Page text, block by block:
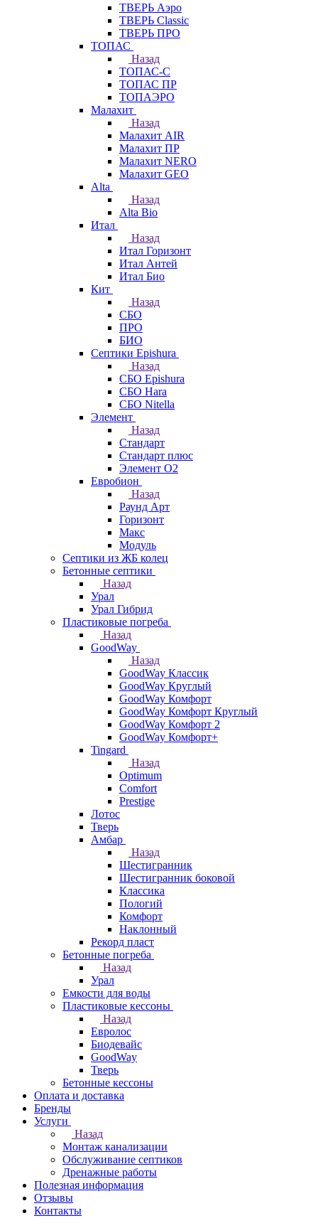
ТВЕРЬ Аэро
ТВЕРЬ Classic
ТВЕРЬ ПРО
ТОПАС
Назад
ТОПАС-С
ТОПАС ПР
ТОПАЭРО
Малахит
Назад
Малахит AIR
Малахит ПР
Малахит NERO
Малахит GEO
Alta
Назад
Alta Bio
Итал
Назад
Итал Горизонт
Итал Антей
Итал Био
Кит
Назад
СБО
ПРО
БИО
Септики Epishura
Назад
СБО Epishura
СБО Hara
СБО Nitella
Элемент
Назад
Стандарт
Стандарт плюс
Элемент О2
Евробион
Назад
Раунд Арт
Горизонт
Макс
Модуль
Септики из ЖБ колец
Бетонные септики
Назад
Урал
Урал Гибрид
Пластиковые погреба
Назад
GoodWay
Назад
GoodWay Классик
GoodWay Круглый
GoodWay Комфорт
GoodWay Комфорт Круглый
GoodWay Комфорт 2
GoodWay Комфорт+
Tingard
Назад
Optimum
Comfort
Prestige
Лотос
Тверь
Амбар
Назад
Шестигранник
Шестигранник боковой
Классика
Пологий
Комфорт
Наклонный
Рекорд пласт
Бетонные погреба
Назад
Урал
Емкости для воды
Пластиковые кессоны
Назад
Евролос
Биодевайс
GoodWay
Тверь
Бетонные кессоны
Оплата и доставка
Бренды
Услуги
Назад
Монтаж канализации
Обслуживание септиков
Дренажные работы
Полезная информация
Отзывы
Контакты